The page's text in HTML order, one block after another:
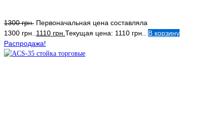
1300грн. Первоначальная цена составляла
1300 грн..1110 грн.Текущая цена: 1110 грн.. В корзину
Распродажа!